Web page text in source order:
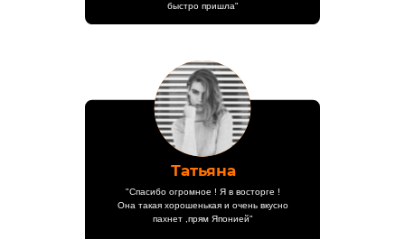
быстро пришла"
Татьяна
"Спасибо огромное ! Я в восторге !
Она такая хорошенькая и очень вкусно
пахнет ,прям Японией"